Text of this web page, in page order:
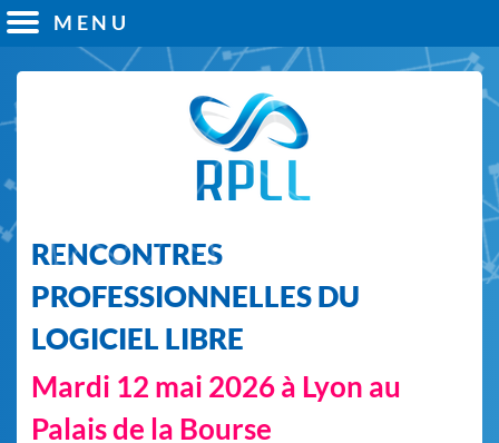
MENU
RENCONTRES
PROFESSIONNELLES DU
LOGICIEL LIBRE
Mardi 12 mai 2026 à Lyon au
Palais de la Bourse